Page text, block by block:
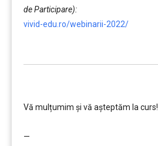
de Participare):
vivid-edu.ro/webinarii-2022/
Vă mulțumim și vă aşteptăm la curs!
—